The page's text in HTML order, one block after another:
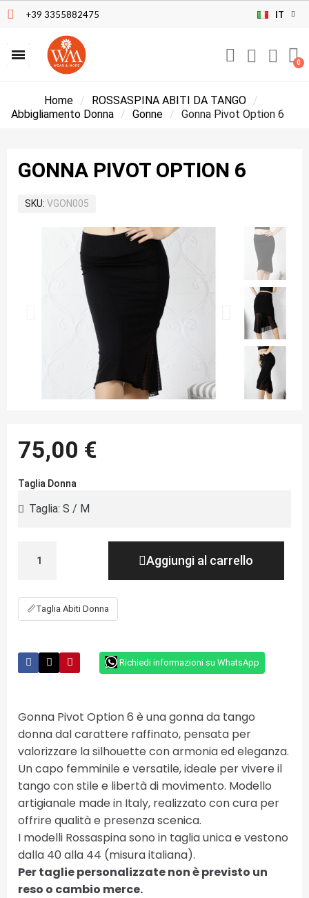
+39 3355882475 IT
Home
ROSSASPINA ABITI DA TANGO
Abbigliamento Donna
Gonne Gonna Pivot Option 6
GONNA PIVOT OPTION 6
SKU VGON005
75,00 €
Taglia Donna
Aggiungi al carrello
📏Taglia Abiti Donna
Richiedi informazioni su WhatsApp
Gonna Pivot Option 6 è una gonna da tango
donna dal carattere raffinato, pensata per
valorizzare la silhouette con armonia ed eleganza.
Un capo femminile e versatile, ideale per vivere il
tango con stile e libertà di movimento. Modello
artigianale made in Italy, realizzato con cura per
offrire qualità e presenza scenica.
I modelli Rossaspina sono in taglia unica e vestono
dalla 40 alla 44 (misura italiana).
Per taglie personalizzate non è previsto un
reso o cambio merce.